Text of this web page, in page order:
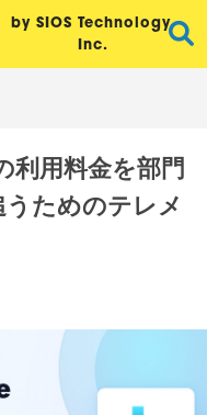
by SIOS Technology,
Inc.
利用料金を部門
ためのテレメ